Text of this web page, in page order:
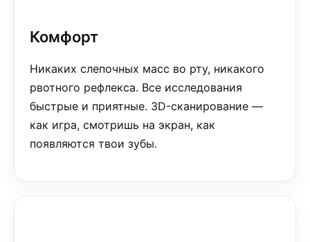
Комфорт
Никаких слепочных масс во рту, никакого
рвотного рефлекса. Все исследования
быстрые и приятные. 3D-сканирование —
как игра, смотришь на экран, как
появляются твои зубы.